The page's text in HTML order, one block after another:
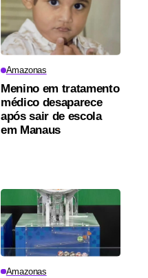
Amazonas
Menino em tratamento
médico desaparece
após sair de escola
em Manaus
Amazonas